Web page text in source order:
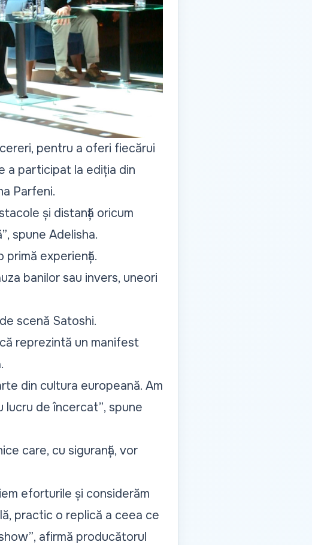
pentru a oferi fiecărui
a participat la ediția din
Parfeni.
și distanță oricum
, spune Adelisha.
experiență.
banilor sau invers, uneori
scenă Satoshi.
reprezintă un manifest
din cultura europeană. Am
lucru de încercat”, spune
care, cu siguranță, vor
eforturile și considerăm
practic o replică a ceea ce
, afirmă producătorul